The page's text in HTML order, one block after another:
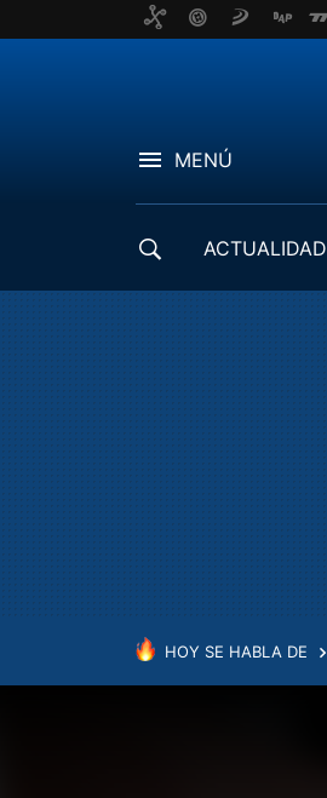
MENÚ
ACTUALIDAD
HOY SE HABLA DE